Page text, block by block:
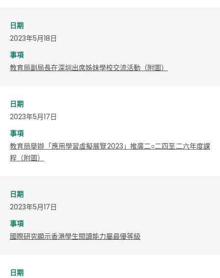
日期
2023年5月18日
事項
教育局副局長在深圳出席姊妹學校交流活動（附圖）
日期
2023年5月17日
事項
教育局舉辦「應用學習虛擬展覽2023」推廣二○二四至二六年度課
程（附圖）
日期
2023年5月17日
事項
國際研究顯示香港學生閱讀能力屬最優等級
日期